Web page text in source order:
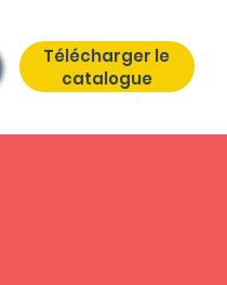
Télécharger le
catalogue